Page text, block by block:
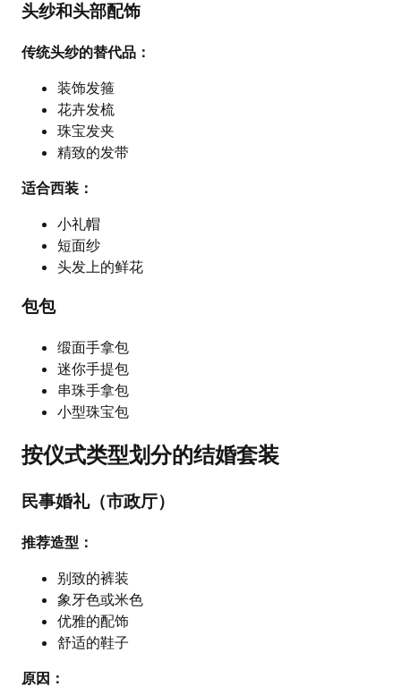
头纱和头部配饰
传统头纱的替代品：
装饰发箍
花卉发梳
珠宝发夹
精致的发带
适合西装：
小礼帽
短面纱
头发上的鲜花
包包
缎面手拿包
迷你手提包
串珠手拿包
小型珠宝包
按仪式类型划分的结婚套装
民事婚礼（市政厅）
推荐造型：
别致的裤装
象牙色或米色
优雅的配饰
舒适的鞋子
原因：